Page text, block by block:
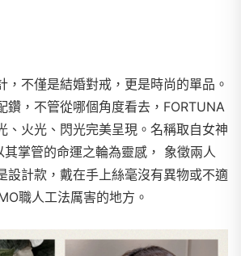
，不僅是結婚對戒，更是時尚的單品。
鑽，不管從哪個角度看去，FORTUNA
、火光、閃光完美呈現。名稱取自女神
其掌管的命運之輪為靈感， 象徵兩人
設計款，戴在手上絲毫沒有異物或不適
職人工法厲害的地方。